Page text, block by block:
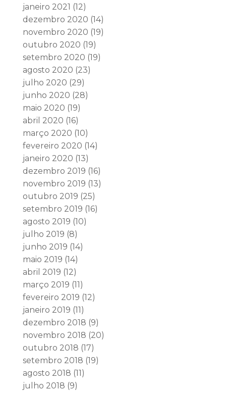
janeiro 2021 (12)
dezembro 2020 (14)
novembro 2020 (19)
outubro 2020 (19)
setembro 2020 (19)
agosto 2020 (23)
julho 2020 (29)
junho 2020 (28)
maio 2020 (19)
abril 2020 (16)
março 2020 (10)
fevereiro 2020 (14)
janeiro 2020 (13)
dezembro 2019 (16)
novembro 2019 (13)
outubro 2019 (25)
setembro 2019 (16)
agosto 2019 (10)
julho 2019 (8)
junho 2019 (14)
maio 2019 (14)
abril 2019 (12)
março 2019 (11)
fevereiro 2019 (12)
janeiro 2019 (11)
dezembro 2018 (9)
novembro 2018 (20)
outubro 2018 (17)
setembro 2018 (19)
agosto 2018 (11)
julho 2018 (9)